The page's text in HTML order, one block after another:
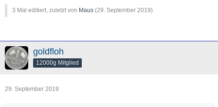
3 Mal editiert, zuletzt von Maus (29. September 2019)
goldfloh
12000g Mitglied
29. September 2019